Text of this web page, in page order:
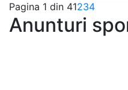
Pagina 1 din 41234
Anunturi